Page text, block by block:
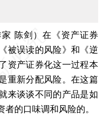
陈剑） 在《资产证券
被误读的风险》和《逆
资产证券化这一过程本
重新分配风险。在这篇
来谈谈不同的产品是如
的口味调和风险的。